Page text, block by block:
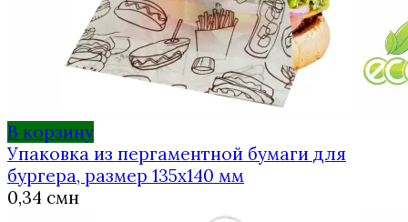
В корзину
Упаковка из пергаментной бумаги для
бургера, размер 135х140 мм
0,34 смн